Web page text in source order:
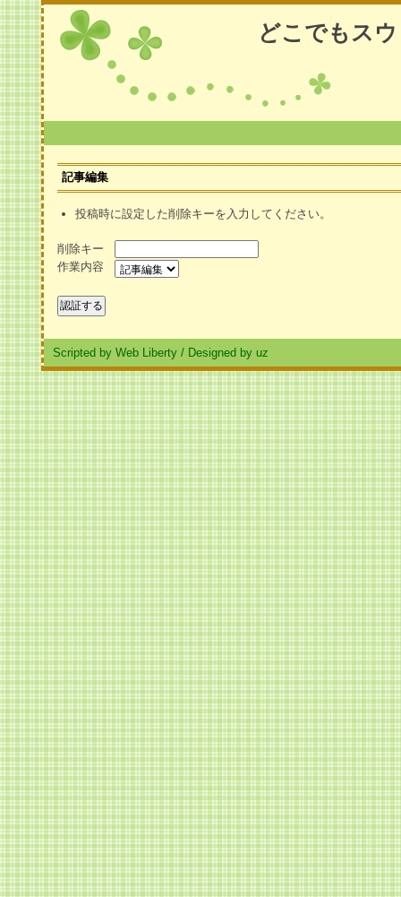
どこでもス
記事編集
投稿時に設定した削除キーを入力してください。
削除キー
作業内容
Scripted by Web Liberty / Designed by uz